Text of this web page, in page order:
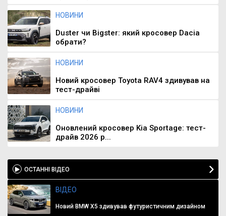
НОВИНИ
Duster чи Bigster: який кросовер Dacia
обрати?
НОВИНИ
Новий кросовер Toyota RAV4 здивував на
тест-драйві
НОВИНИ
Оновлений кросовер Kia Sportage: тест-
драйв 2026 р...
ОСТАННІ ВІДЕО
ВІДЕО
Новий BMW X5 здивував футуристичним дизайном